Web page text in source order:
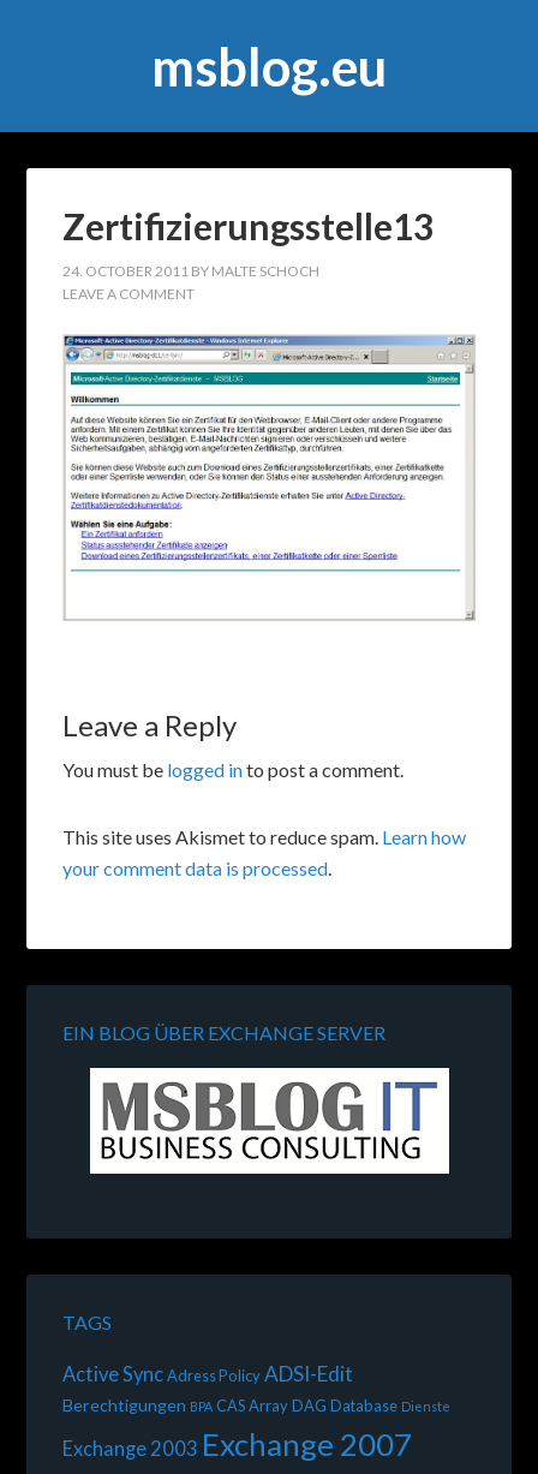
msblog.eu
Zertifizierungsstelle13
24. OCTOBER 2011 BY MALTE SCHOCH
LEAVE A COMMENT
Leave a Reply
You must be logged into post a comment.
This site uses Akismet to reduce spam. Learn how
your comment data is processed
EIN BLOG ÜBER EXCHANGE SERVER
TAGS
Active Sync Adress Policy ADSI-Edit
Berechtigungen BPA CAS Array DAG Database Dienste
Exchange 2003 Exchange 2007